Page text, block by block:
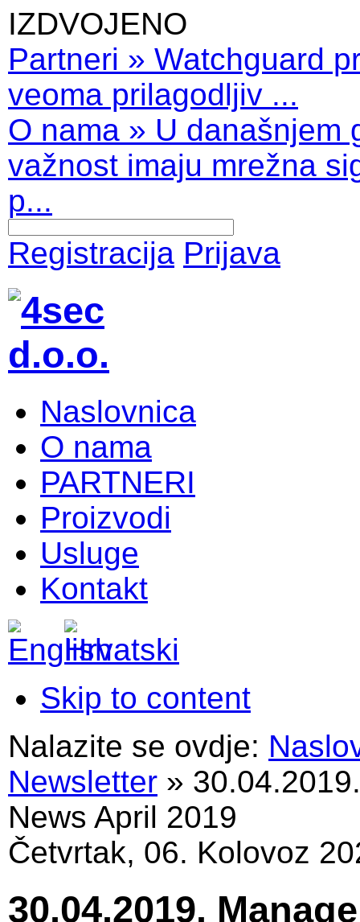
IZDVOJENO
Partneri » Watchguard
veoma prilagodljiv ...
O nama » U današnjem
važnost imaju mrežna
p...
Registracija Prijava
Naslovnica
O nama
PARTNERI
Proizvodi
Usluge
Kontakt
Skip to content
Nalazite se ovdje:
Newsletter »
News April 2019
Četvrtak, 06. Kolovoz
30.04.2019.